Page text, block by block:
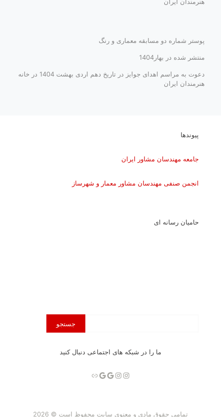
پوستر شماره دو مسابقه معماری و رنگ
منتشر شده در بهار1404
دعوت به مراسم اهدای جوایز در تاریخ دهم اردی بهشت 1404 در خانه
هنرمندان ایران
پیوندها
جامعه مهندسان مشاور ایران
انجمن صنفی مهندسان مشاور معمار و شهرساز
حامیان رسانه ای
جستجو
ما را در شبکه های اجتماعی دنبال کنید
اینستاگرم
اینستاگرم
گوگل
گوگل
پیوند
تمامی حقوق مادی و معنوی سایت محفوظ است © 2026